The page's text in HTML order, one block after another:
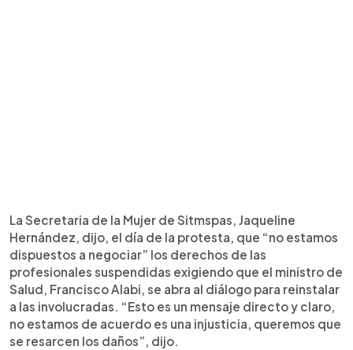
La Secretaria de la Mujer de Sitmspas, Jaqueline
Hernández, dijo, el día de la protesta, que “no estamos
dispuestos a negociar” los derechos de las
profesionales suspendidas exigiendo que el ministro de
Salud, Francisco Alabi, se abra al diálogo para reinstalar
a las involucradas. “Esto es un mensaje directo y claro,
no estamos de acuerdo es una injusticia, queremos que
se resarcen los daños”, dijo.